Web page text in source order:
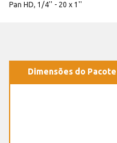
Pan HD, 1/4'' - 20 x 1''
Dimensões do Pacote